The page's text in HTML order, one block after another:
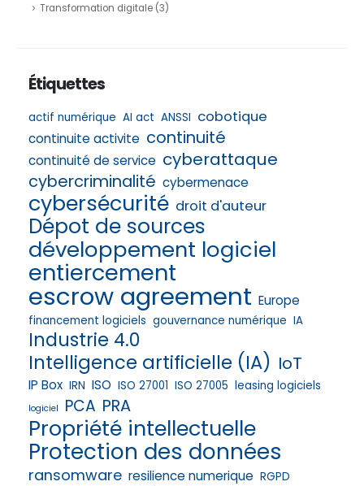
Transformation digitale(3)
Étiquettes
actif numérique AI act ANSSI cobotique
continuite activite continuité
continuité de service cyberattaque
cybercriminalité cybermenace
cybersécurité droit d'auteur
Dépot de sources
développement logiciel
entiercement
escrow agreement Europe
financement logiciels gouvernance numérique IA
Industrie 4.0
Intelligence artificielle (IA) IoT
IP Box IRN ISO ISO 27001 ISO 27005 leasing logiciels
logiciel PCA PRA
Propriété intellectuelle
Protection des données
ransomware resilience numerique RGPD